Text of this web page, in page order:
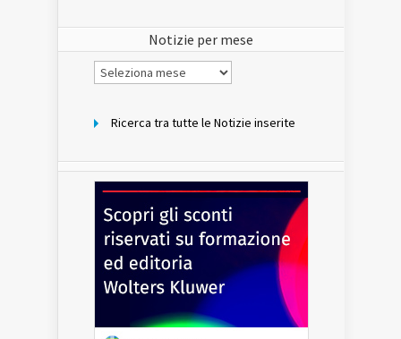
Notizie per mese
Notizie
per
Ricerca tra tutte le Notizie inserite